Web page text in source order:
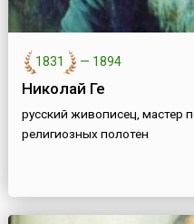
1831 — 1894
Николай Ге
русский живописец, мастер
религиозных полотен